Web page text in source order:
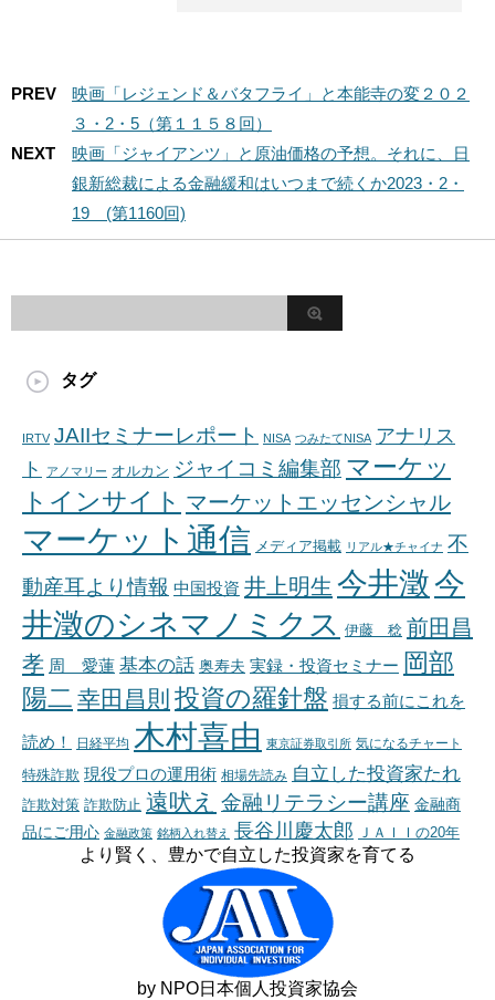
PREV
映画「レジェンド＆バタフライ」と本能寺の変２０２
３・2・5（第１１５８回）
NEXT
映画「ジャイアンツ」と原油価格の予想。それに、日
銀新総裁による金融緩和はいつまで続くか2023・2・
19 (第1160回)
タグ
IRTV JAIIセミナーレポート NISA つみたてNISA アナリス
ト
アノマリー オルカン ジャイコミ編集部 マーケッ
トインサイト マーケットエッセンシャル
マーケット通信 メディア掲載 リアル★チャイナ 不
動産耳より情報 中国投資 井上明生 今井澂今
井澂のシネマノミクス 伊藤 稔 前田昌
孝 周 愛蓮 基本の話 奥寿夫 実録・投資セミナー 岡部
陽二 幸田昌則 投資の羅針盤 損する前にこれを
読め！ 日経平均 木村喜由 東京証券取引所 気になるチャート
特殊詐欺 現役プロの運用術 相場先読み 自立した投資家たれ
詐欺対策 詐欺防止 遠吠え 金融リテラシー講座 金融商
品にご用心 金融政策 銘柄入れ替え 長谷川慶太郎 ＪＡＩＩの20年
より賢く、豊かで自立した投資家を育てる
by NPO日本個人投資家協会